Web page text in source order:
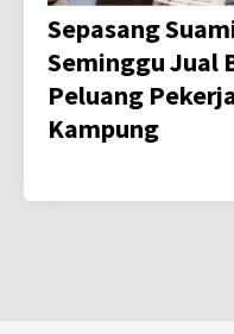
Sepasang
Seminggu Jual
Peluang
Kampung